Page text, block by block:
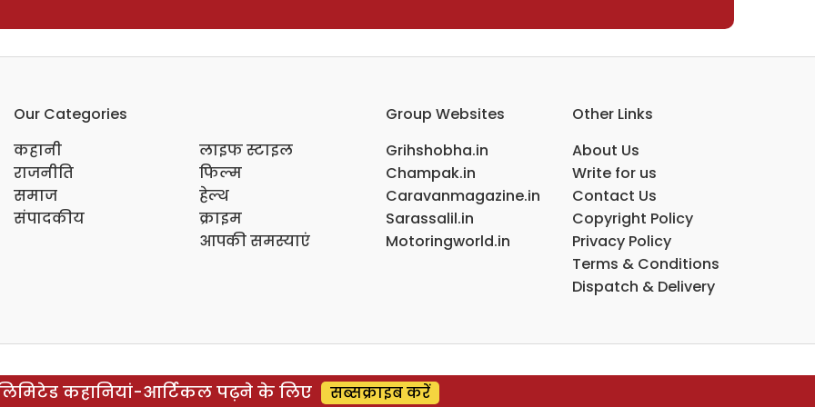
Our Categories
कहानी
राजनीति
समाज
संपादकीय
लाइफ स्टाइल
फिल्म
हेल्थ
क्राइम
आपकी समस्याएं
Group Websites
Grihshobha.in
Champak.in
Caravanmagazine.in
Sarassalil.in
Motoringworld.in
Other Links
About Us
Write for us
Contact Us
Copyright Policy
Privacy Policy
Terms & Conditions
Dispatch & Delivery
कहानियां-आर्टिकल पढ़ने के लिए सब्सक्राइब करें